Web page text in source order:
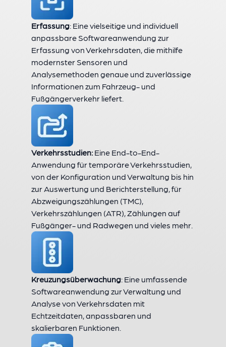
Erfassung: Eine vielseitige und individuell
anpassbare Softwareanwendung zur
Erfassung von Verkehrsdaten, die mithilfe
modernster Sensoren und
Analysemethoden genaue und zuverlässige
Informationen zum Fahrzeug- und
Fußgängerverkehr liefert.
Verkehrsstudien:Eine End-to-End-
Anwendung für temporäre Verkehrsstudien,
von der Konfiguration und Verwaltung bis hin
zur Auswertung und Berichterstellung, für
Abzweigungszählungen (TMC),
Verkehrszählungen (ATR), Zählungen auf
Fußgänger- und Radwegen und vieles mehr.
Kreuzungsüberwachung: Eine umfassende
Softwareanwendung zur Verwaltung und
Analyse von Verkehrsdaten mit
Echtzeitdaten, anpassbaren und
skalierbaren Funktionen.